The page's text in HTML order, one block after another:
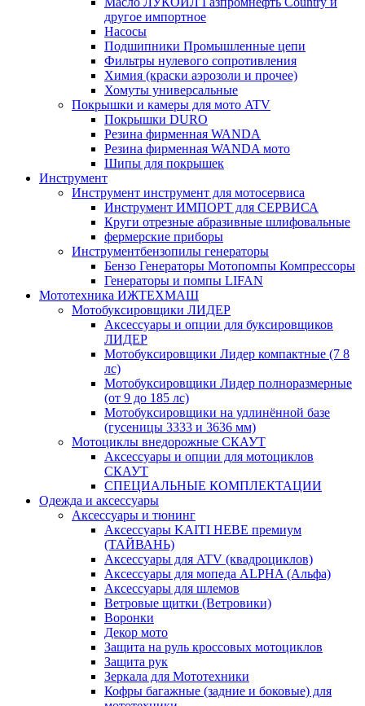
другое импортное
Насосы
Подшипники Промышленные цепи
Фильтры нулевого сопротивления
Химия (краски аэрозоли и прочее)
Хомуты универсальные
Покрышки и камеры для мото ATV
Покрышки DURO
Резина фирменная WANDA
Резина фирменная WANDA мото
Шипы для покрышек
Инструмент
Инструмент инструмент для мотосервиса
Инструмент ИМПОРТ для СЕРВИСА
Круги отрезные абразивные шлифовальные
фермерские приборы
Инструментбензопилы генераторы
Бензо Генераторы Мотопомпы Компрессоры
Генераторы и помпы LIFAN
Мототехника ИЖТЕХМАШ
Мотобуксировщики ЛИДЕР
Аксессуары и опции для буксировщиков
ЛИДЕР
Мотобуксировщики Лидер компактные (7 8
лс)
Мотобуксировщики Лидер полноразмерные
(от 9 до 185 лс)
Мотобуксировщики на удлинённой базе
(гусеницы 3333 и 3636 мм)
Мотоциклы внедорожные СКАУТ
Аксессуары и опции для мотоциклов
СКАУТ
СПЕЦИАЛЬНЫЕ КОМПЛЕКТАЦИИ
Одежда и аксессуары
Аксессуары и тюнинг
Аксессуары KAITI HEBE премиум
(ТАЙВАНЬ)
Аксессуары для ATV (квадроциклов)
Аксессуары для мопеда ALPHA (Альфа)
Аксессуары для шлемов
Ветровые щитки (Ветровики)
Воронки
Декор мото
Защита на руль кроссовых мотоциклов
Защита рук
Зеркала для Мототехники
Кофры багажные (задние и боковые) для